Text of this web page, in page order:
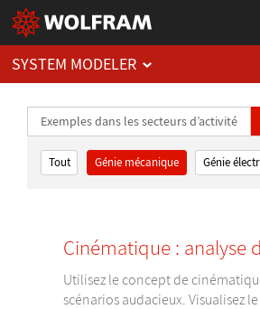
SYSTEM MODELER
Exemples dans les secteurs d’activité
Tout Génie mécanique Génie
Cinématique : analyse
Utilisez le concept de
scénarios audacieux. Visualisez